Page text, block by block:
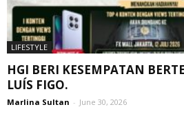
LIFESTYLE
HGI BERI KESEMPATAN
LUÍS FIGO.
Marlina Sultan - June 30, 2026